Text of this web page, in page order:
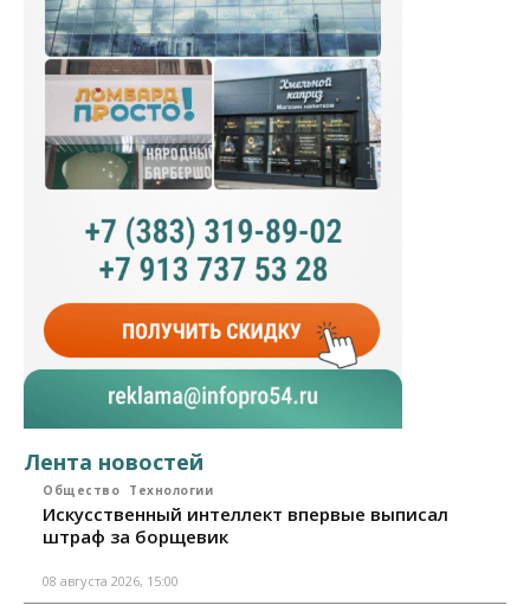
Лента новостей
Общество Технологии
Искусственный интеллект впервые выписал
штраф за борщевик
08 августа 2026, 15:00